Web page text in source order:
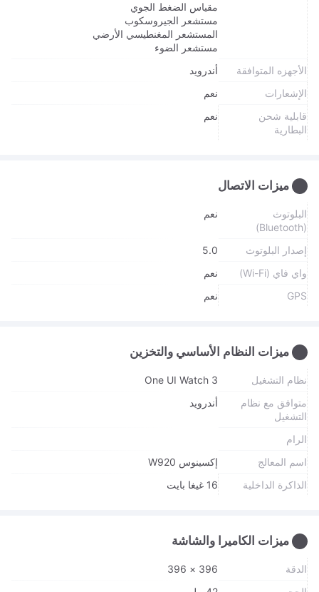
مقياس الضغط الجوي
مستشعر الجيروسكوب
المستشعر المغنطيسي الأرضي
مستشعر الضوء
الأجهزه المتوافقة
أندرويد
الإشعارات
نعم
قابلية شحن
البطارية
نعم
ميزات الاتصال
البلوتوث
(Bluetooth)
نعم
إصدار البلوتوث
5.0
واي فاي (Wi-Fi)
نعم
GPS
نعم
ميزات النظام الأساسي والتخزين
نظام التشغيل
One UI Watch 3
متوافق مع نظام
التشغيل
أندرويد
الرام
اسم المعالج
إكسينوس W920
الذاكرة الداخلية
16 غيغا بايت
ميزات الكاميرا والشاشة
الدقة
396 × 396